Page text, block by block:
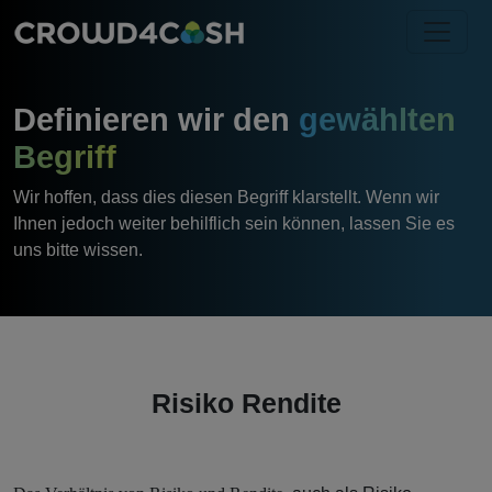
Definieren wir den gewählten
Begriff
Wir hoffen, dass dies diesen Begriff klarstellt. Wenn wir
Ihnen jedoch weiter behilflich sein können, lassen Sie es
uns bitte wissen.
Risiko Rendite